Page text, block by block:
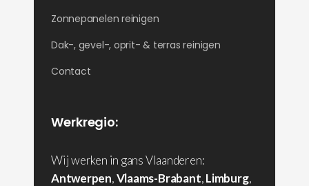
Zonnepanelen reinigen
Dak-, gevel-, oprit- & terras reinigen
Contact
Werkregio:
Wij werken in gans Vlaanderen:
Antwerpen,Vlaams-Brabant,Limburg,